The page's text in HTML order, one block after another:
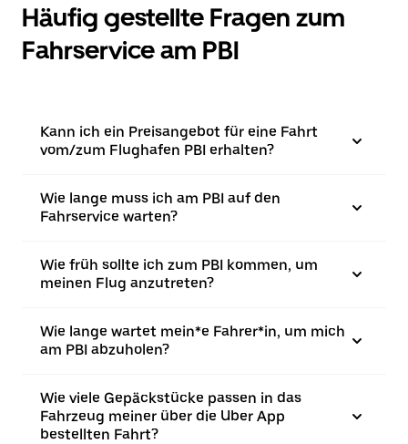
Häufig gestellte Fragen zum
Fahrservice am PBI
Kann ich ein Preisangebot für eine Fahrt
vom/zum Flughafen PBI erhalten?
Wie lange muss ich am PBI auf den
Fahrservice warten?
Wie früh sollte ich zum PBI kommen, um
meinen Flug anzutreten?
Wie lange wartet mein*e Fahrer*in, um mich
am PBI abzuholen?
Wie viele Gepäckstücke passen in das
Fahrzeug meiner über die Uber App
bestellten Fahrt?